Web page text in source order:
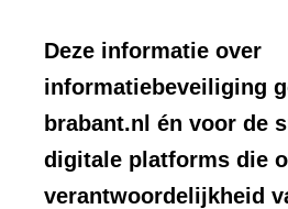
Deze informatie over
informatiebeveiliging
brabant.nl én voor de
digitale platforms die
verantwoordelijkheid